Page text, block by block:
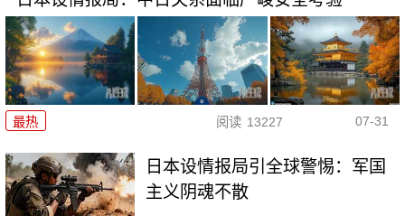
最热 阅读 13227 07-31
日本设情报局引全球警惕：军国
主义阴魂不散